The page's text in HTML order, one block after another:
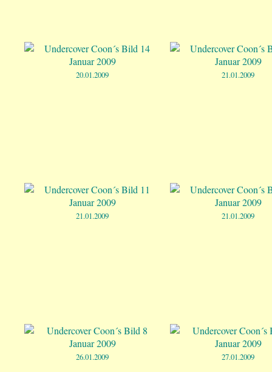
20.01.2009 21.01.2009
21.01.2009 21.01.2009
26.01.2009 27.01.2009